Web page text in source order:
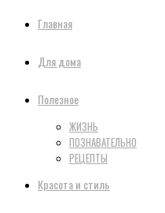
Главная
Для дома
Полезное
ЖИЗНЬ
ПОЗНАВАТЕЛЬНО
РЕЦЕПТЫ
Красота и стиль